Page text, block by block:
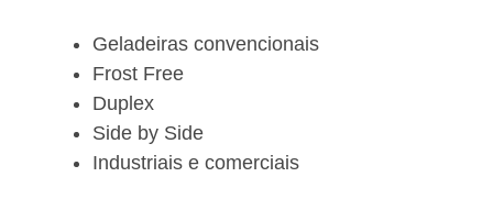
Geladeiras convencionais
Frost Free
Duplex
Side by Side
Industriais e comerciais